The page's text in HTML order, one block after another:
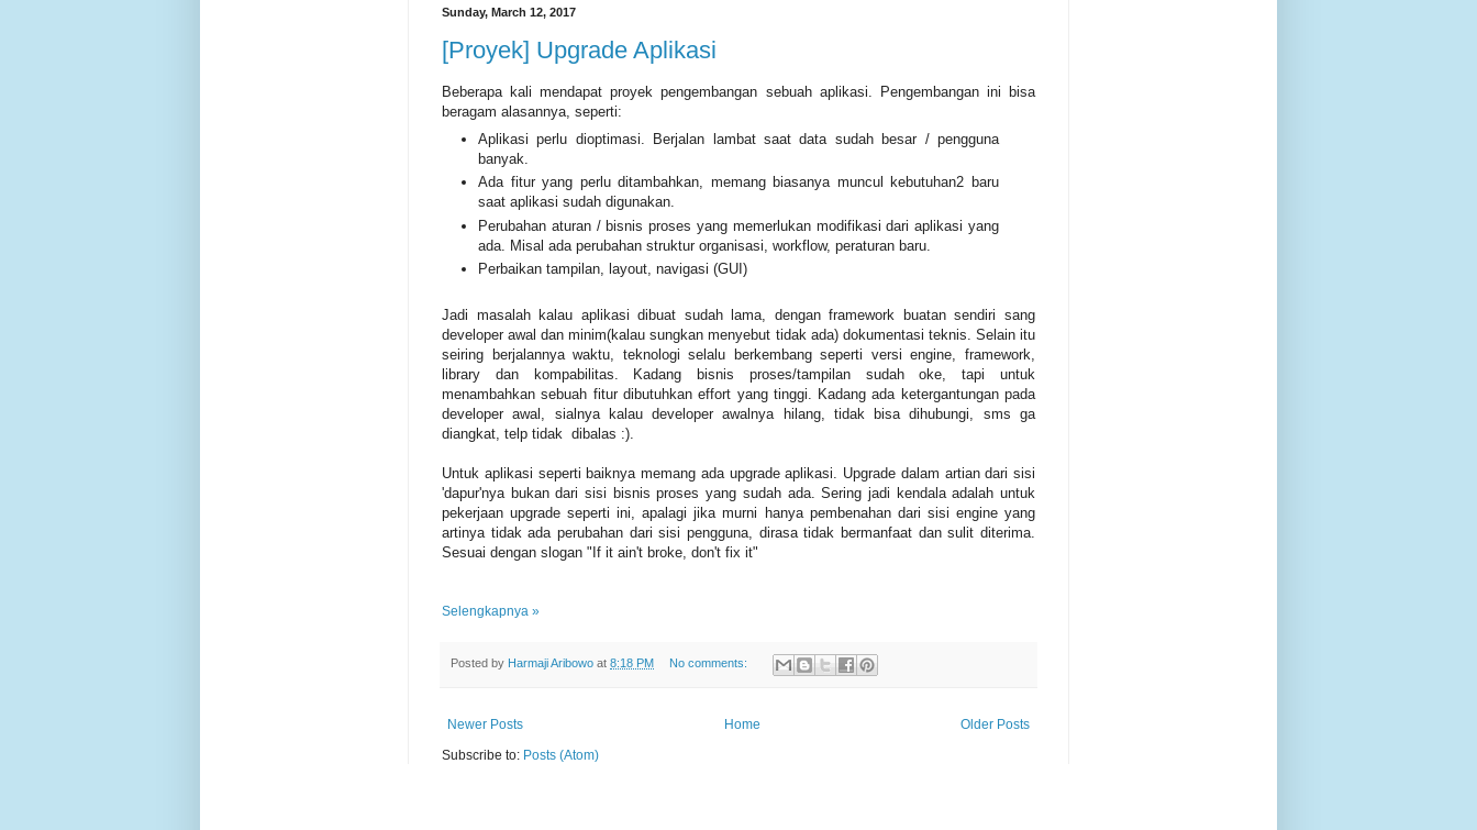
Sunday, March 12, 2017
[Proyek] Upgrade Aplikasi
Beberapa kali mendapat proyek pengembangan sebuah aplikasi. Pengembangan ini bisa
beragam alasannya, seperti:
Aplikasi perlu dioptimasi. Berjalan lambat saat data sudah besar / pengguna
banyak.
Ada fitur yang perlu ditambahkan, memang biasanya muncul kebutuhan2 baru
saat aplikasi sudah digunakan.
Perubahan aturan / bisnis proses yang memerlukan modifikasi dari aplikasi yang
ada. Misal ada perubahan struktur organisasi, workflow, peraturan baru.
Perbaikan tampilan, layout, navigasi (GUI)
Jadi masalah kalau aplikasi dibuat sudah lama, dengan framework buatan sendiri sang
developer awal dan minim(kalau sungkan menyebut tidak ada) dokumentasi teknis. Selain itu
seiring berjalannya waktu, teknologi selalu berkembang seperti versi engine, framework,
library dan kompabilitas. Kadang bisnis proses/tampilan sudah oke, tapi untuk
menambahkan sebuah fitur dibutuhkan effort yang tinggi. Kadang ada ketergantungan pada
developer awal, sialnya kalau developer awalnya hilang, tidak bisa dihubungi, sms ga
diangkat, telp tidak dibalas :).
Untuk aplikasi seperti baiknya memang ada upgrade aplikasi. Upgrade dalam artian dari sisi
'dapur'nya bukan dari sisi bisnis proses yang sudah ada. Sering jadi kendala adalah untuk
pekerjaan upgrade seperti ini, apalagi jika murni hanya pembenahan dari sisi engine yang
artinya tidak ada perubahan dari sisi pengguna, dirasa tidak bermanfaat dan sulit diterima.
Sesuai dengan slogan "If it ain't broke, don't fix it"
Selengkapnya »
Posted by Harmaji Aribowo at 8:18 PM No comments:
Newer Posts Older Posts
Home
Subscribe to: Posts (Atom)